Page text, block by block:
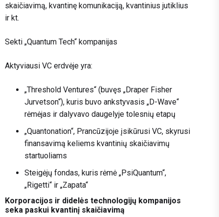
skaičiavimą, kvantinę komunikaciją, kvantinius jutiklius
ir kt.
Sekti „Quantum Tech“ kompanijas
Aktyviausi VC erdvėje yra:
„Threshold Ventures“ (buvęs „Draper Fisher
Jurvetson“), kuris buvo ankstyvasis „D-Wave“
rėmėjas ir dalyvavo daugelyje tolesnių etapų
„Quantonation“, Prancūzijoje įsikūrusi VC, skyrusi
finansavimą keliems kvantinių skaičiavimų
startuoliams
Steigėjų fondas, kuris rėmė „PsiQuantum“,
„Rigetti“ ir „Zapata“
Korporacijos ir didelės technologijų kompanijos
seka paskui kvantinį skaičiavimą